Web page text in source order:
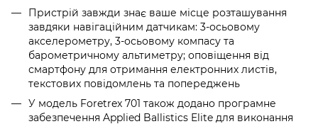
Пристрій завжди знає ваше місце розташування
завдяки навігаційним датчикам: 3-осьовому
акселерометру, 3-осьовому компасу та
барометричному альтиметру; оповіщення від
смартфону для отримання електронних листів,
текстових повідомлень та попереджень
У модель Foretrex 701 також додано програмне
забезпечення Applied Ballistics Elite для виконання